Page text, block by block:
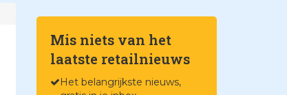
Mis niets van het
laatste retailnieuws
Het belangrijkste nieuws,